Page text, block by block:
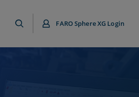
FARO Sphere XG Login